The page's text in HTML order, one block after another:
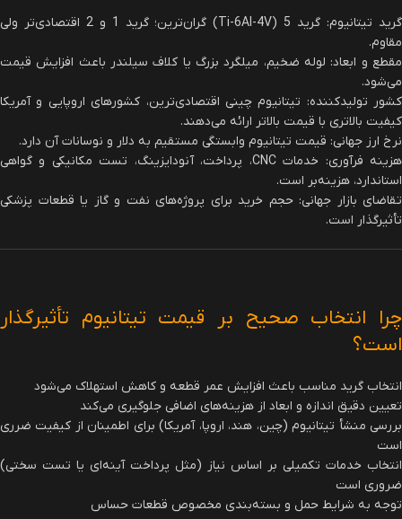
گرید تیتانیوم: گرید 5 (Ti-6Al-4V) گران‌ترین؛ گرید 1 و 2 اقتصادی‌تر ولی
مقاوم.
مقطع و ابعاد: لوله ضخیم، میلگرد بزرگ یا کلاف سیلندر باعث افزایش قیمت
می‌شود.
کشور تولیدکننده: تیتانیوم چینی اقتصادی‌ترین، کشورهای اروپایی و آمریکا
کیفیت بالاتری با قیمت بالاتر ارائه می‌دهند.
نرخ ارز جهانی: قیمت تیتانیوم وابستگی مستقیم به دلار و نوسانات آن دارد.
هزینه فرآوری: خدمات CNC، پرداخت، آنودایزینگ، تست مکانیکی و گواهی
استاندارد، هزینه‌بر است.
تقاضای بازار جهانی: حجم خرید برای پروژه‌های نفت و گاز یا قطعات پزشکی
تأثیرگذار است.
چرا انتخاب صحیح بر قیمت تیتانیوم تأثیرگذار
است؟
انتخاب گرید مناسب باعث افزایش عمر قطعه و کاهش استهلاک می‌شود
تعیین دقیق اندازه و ابعاد از هزینه‌های اضافی جلوگیری می‌کند
بررسی منشأ تیتانیوم (چین، هند، اروپا، آمریکا) برای اطمینان از کیفیت ضرری
است
انتخاب خدمات تکمیلی بر اساس نیاز (مثل پرداخت آینه‌ای یا تست سختی)
ضروری است
توجه به شرایط حمل و بسته‌بندی مخصوص قطعات حساس